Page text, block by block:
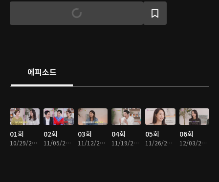
에피소드
01회
10/29/2024 • 1시간 42분
02회
11/05/2024 • 1시간 37분
03회
11/12/2024 • 1시간 31분
04회
11/19/2024 • 1시간 30분
05회
11/26/2024 • 1시간 38분
06회
12/03/2024 • 1시간 32분